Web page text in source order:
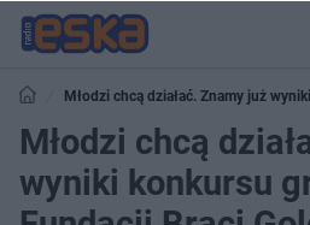
Młodzi chcą działać. Znamy już
Braci Golec
Młodzi chcą
wyniki konkursu